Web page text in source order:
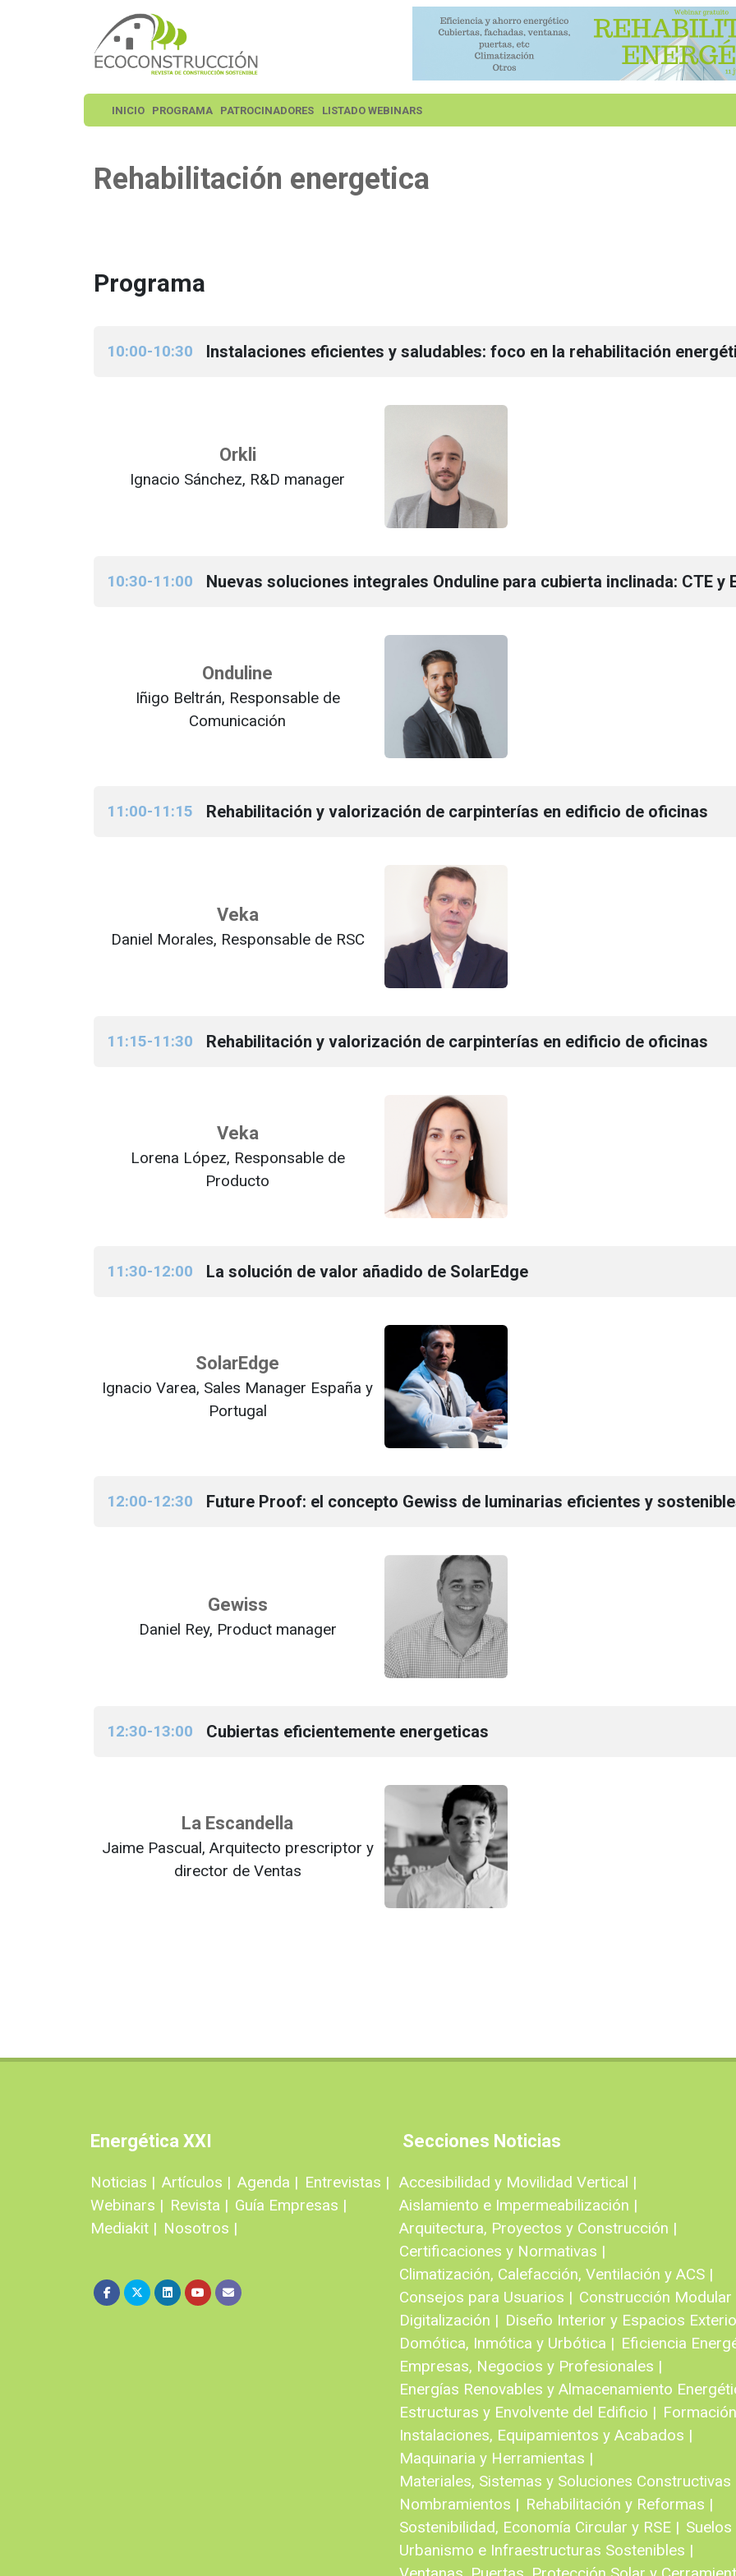
INICIO PROGRAMA PATROCINADORES LISTADO WEBINARS
Rehabilitación energetica
Programa
10:00-10:30 Instalaciones eficientes y saludables: foco en la rehabilitación
Orkli
Ignacio Sánchez, R&D manager
10:30-11:00 Nuevas soluciones integrales Onduline para cubierta inclinada: CTE y
Onduline
Iñigo Beltrán, Responsable de
Comunicación
11:00-11:15 Rehabilitación y valorización de carpinterías en edificio de oficinas
Veka
Daniel Morales, Responsable de RSC
11:15-11:30 Rehabilitación y valorización de carpinterías en edificio de oficinas
Veka
Lorena López, Responsable de
Producto
11:30-12:00 La solución de valor añadido de SolarEdge
SolarEdge
Ignacio Varea, Sales Manager España y
Portugal
12:00-12:30 Future Proof: el concepto Gewiss de luminarias eficientes y
Gewiss
Daniel Rey, Product manager
12:30-13:00 Cubiertas eficientemente energeticas
La Escandella
Jaime Pascual, Arquitecto prescriptor y
director de Ventas
Energética XXI
Noticias | Artículos | Agenda | Entrevistas |
Webinars | Revista | Guía Empresas |
Mediakit | Nosotros |
Secciones Noticias
Accesibilidad y Movilidad Vertical |
Aislamiento e Impermeabilización |
Arquitectura, Proyectos y Construcción |
Certificaciones y Normativas |
Climatización, Calefacción, Ventilación y ACS |
Consejos para Usuarios | Construcción
Digitalización | Diseño Interior y Espacios
Domótica, Inmótica y Urbótica | Eficiencia
Empresas, Negocios y Profesionales |
Energías Renovables y Almacenamiento
Estructuras y Envolvente del Edificio |
Instalaciones, Equipamientos y Acabados |
Maquinaria y Herramientas |
Materiales, Sistemas y Soluciones Constructivas
Nombramientos | Rehabilitación y Reformas |
Sostenibilidad, Economía Circular y RSE |
Urbanismo e Infraestructuras Sostenibles |